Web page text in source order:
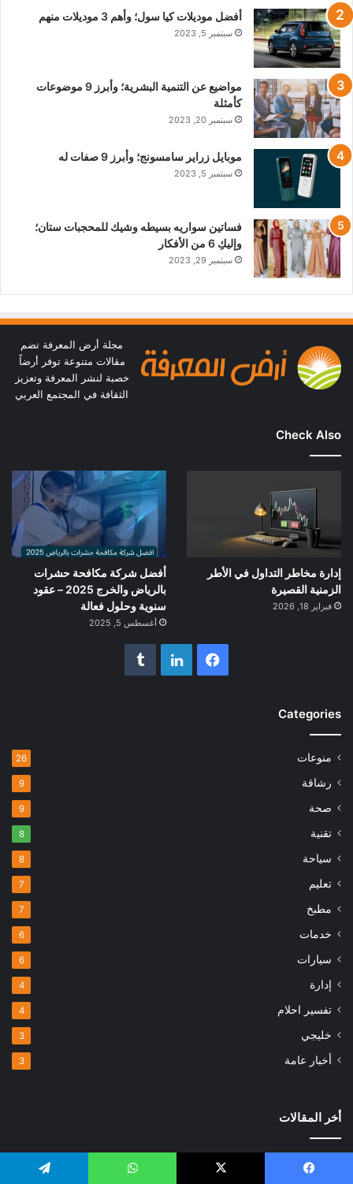
أفضل موديلات كيا سول؛ وأهم 3 موديلات منهم
سبتمبر 5, 2023
مواضيع عن التنمية البشرية؛ وأبرز 9 موضوعات
كأمثلة
سبتمبر 20, 2023
موبايل زراير سامسونج؛ وأبرز 9 صفات له
سبتمبر 5, 2023
فساتين سواريه بسيطه وشيك للمحجبات ستان؛
وإليكِ 6 من الأفكار
سبتمبر 29, 2023
مجلة أرض المعرفة تضم
مقالات متنوعة توفر أرضاً
خصبة لنشر المعرفة وتعزيز
الثقافة في المجتمع العربي
Check Also
إدارة مخاطر التداول في الأطر
الزمنية القصيرة
فبراير 18, 2026
أفضل شركة مكافحة حشرات
بالرياض والخرج 2025 – عقود
سنوية وحلول فعالة
أغسطس 5, 2025
فيسبوكلينكدإن
‏Tumblr
Categories
منوعات 26
رشاقة 9
صحة 9
تقنية 8
سياحة 8
تعليم 7
مطبخ 7
خدمات 6
سيارات 6
إدارة 4
تفسير احلام 4
خليجي 3
أخبار عامة 3
أخر المقالات
إدارة مخاطر التداول في الأطر الزمنية القصيرة